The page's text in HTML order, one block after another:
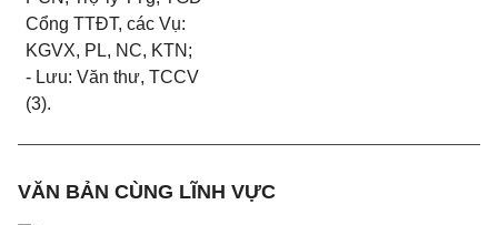
Cổng TTĐT, các Vụ:
KGVX, PL, NC, KTN;
- Lưu: Văn thư, TCCV
(3).
VĂN BẢN CÙNG LĨNH VỰC